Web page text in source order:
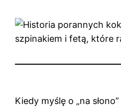
Kiedy myślę o „na